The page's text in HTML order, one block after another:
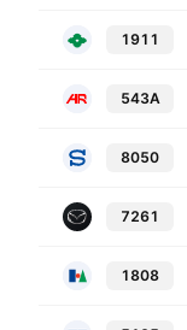
1911
543A
8050
7261
1808